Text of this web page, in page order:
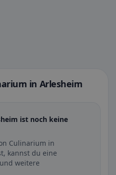
in Arlesheim
ist noch keine
Culinarium in
kannst du eine
weitere